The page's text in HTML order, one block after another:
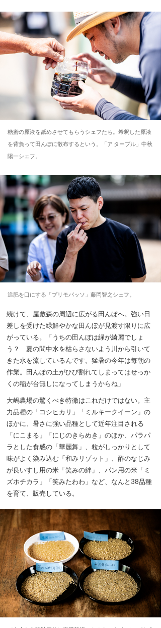
糖蜜の原液を舐めさせてもらうシェフたち。希釈した原液
を背負って田んぼに散布するという。「ア ターブル」中秋
陽一シェフ。
追肥を口にする「プリモパッソ」藤岡智之シェフ。
続けて、屋敷森の周辺に広がる田んぼへ。強い日
差しを受けた緑鮮やかな田んぼが見渡す限りに広
がっている。「うちの田んぼは緑が綺麗でしょ
う？ 夏の間中水を枯らさないよう川から引いて
きた水を流しているんです。猛暑の今年は毎朝の
作業。田んぼの土がひび割れてしまってはせっか
くの稲が台無しになってしまうからね」
大嶋農場の驚くべき特徴はこれだけではない。主
力品種の「コシヒカリ」「ミルキークイーン」の
ほかに、暑さに強い品種として近年注目される
「にこまる」「にじのきらめき」のほか、パラパ
ラとした食感の「華麗舞」、粒がしっかりとして
味がよく染み込む「和みリゾット」、酢のなじみ
が良いすし用の米「笑みの絆」、パン用の米「ミ
ズホチカラ」「笑みたわわ」など、なんと38品種
を育て、販売している。